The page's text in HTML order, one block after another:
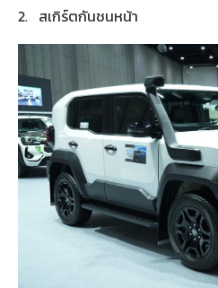
2. สเกิร์ตกันชนหน้า